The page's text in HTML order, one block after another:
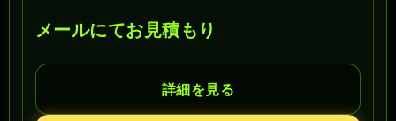
メールにてお見積もり
詳細を見る